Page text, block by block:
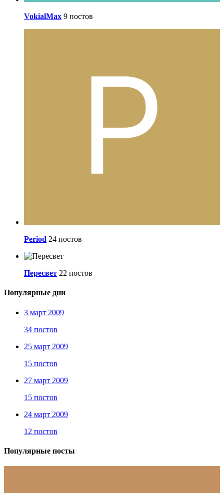
VokialMax 9 постов
Period 24 постов
Пересвeт 22 постов
Популярные дни
3 март 2009
34 постов
25 март 2009
15 постов
27 март 2009
15 постов
24 март 2009
12 постов
Популярные посты